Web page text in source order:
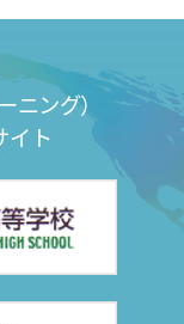
ング）
イト